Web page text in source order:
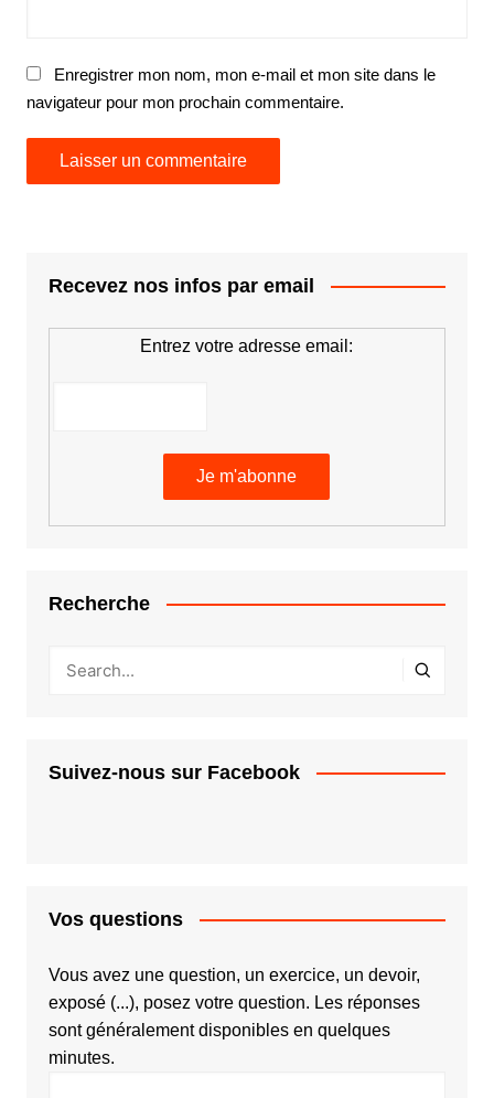
Enregistrer mon nom, mon e-mail et mon site dans le
navigateur pour mon prochain commentaire.
Recevez nos infos par email
Entrez votre adresse email:
Recherche
Suivez-nous sur Facebook
Vos questions
Vous avez une question, un exercice, un devoir,
exposé (...), posez votre question. Les réponses
sont généralement disponibles en quelques
minutes.